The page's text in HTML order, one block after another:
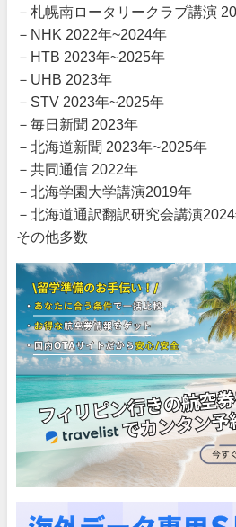
－札幌南ロータリークラブ講演
－NHK 2022年~2024年
－HTB 2023年~2025年
－UHB 2023年
－STV 2023年~2025年
－毎日新聞 2023年
－北海道新聞 2023年~2025年
－共同通信 2022年
－北海学園大学講演2019年
－北海道通訳翻訳研究会講演
その他多数